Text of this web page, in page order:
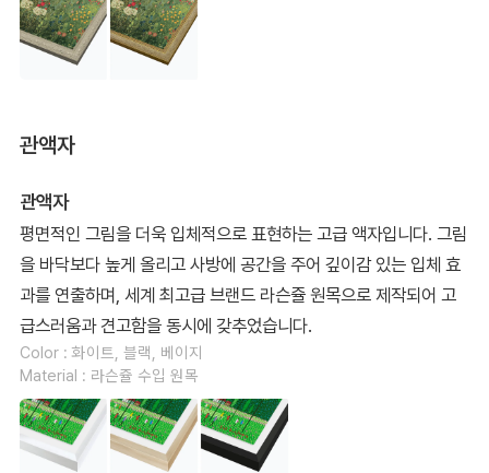
관액자
관액자
평면적인 그림을 더욱 입체적으로 표현하는 고급 액자입니다. 그림
을 바닥보다 높게 올리고 사방에 공간을 주어 깊이감 있는 입체 효
과를 연출하며, 세계 최고급 브랜드 라슨쥴 원목으로 제작되어 고
급스러움과 견고함을 동시에 갖추었습니다.
Color : 화이트, 블랙, 베이지
Material : 라슨쥴 수입 원목